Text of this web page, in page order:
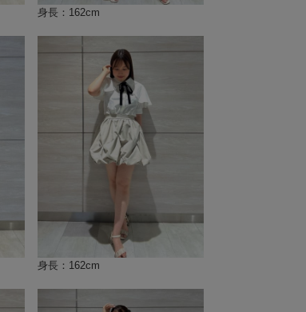
身長：162cm
身長：162cm